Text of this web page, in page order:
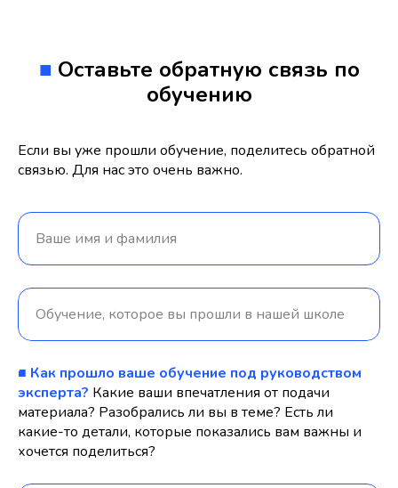
■ Оставьте обратную связь по
обучению
Если вы уже прошли обучение, поделитесь обратной
связью. Для нас это очень важно.
Ваше имя и фамилия
Обучение, которое вы прошли в нашей школе
■ Как прошло ваше обучение под руководством
эксперта? Какие ваши впечатления от подачи
материала? Разобрались ли вы в теме? Есть ли
какие-то детали, которые показались вам важны и
хочется поделиться?